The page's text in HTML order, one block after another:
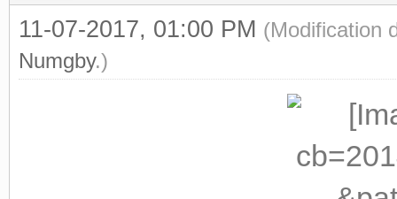
11-07-2017, 01:00 PM (Modification
Numgby.)